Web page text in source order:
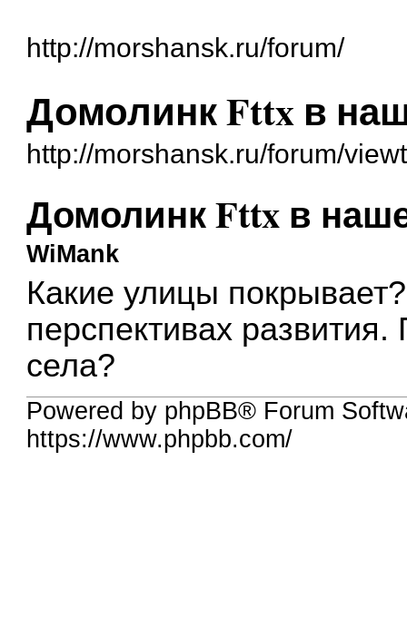
http://morshansk.ru/forum/
Домолинк Fttx в
http://morshansk.ru/forum/
Домолинк Fttx в
WiMank
Какие улицы
перспективах
села?
Powered by phpBB® Forum
https://www.phpbb.com/